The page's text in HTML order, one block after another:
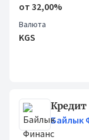
от 32,00%
Валюта
KGS
Байлык